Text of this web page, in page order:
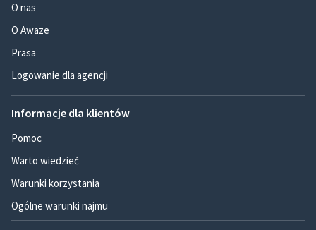
O nas
O Awaze
Prasa
Logowanie dla agencji
Informacje dla klientów
Pomoc
Warto wiedzieć
Warunki korzystania
Ogólne warunki najmu